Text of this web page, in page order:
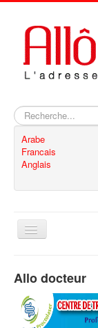
Rechercher
Arabe
Francais
Anglais
Basculer
Contact
Allo docteur